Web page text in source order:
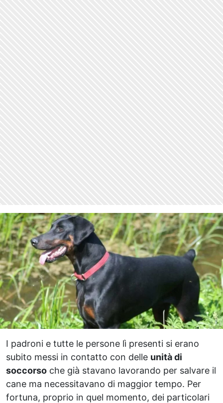
I padroni e tutte le persone lì presenti si erano
subito messi in contatto con delle unità di
soccorso che già stavano lavorando per salvare il
cane ma necessitavano di maggior tempo. Per
fortuna, proprio in quel momento, dei particolari